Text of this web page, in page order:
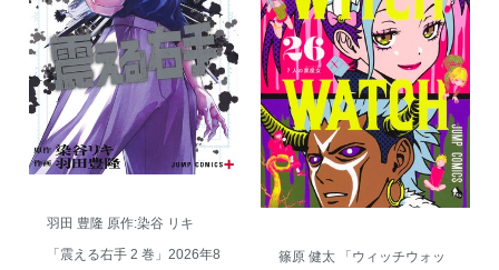
羽田 豊隆 原作:染谷 リキ
「震える右手 2 巻」2026年8
篠原 健太 「ウィッチウォッ